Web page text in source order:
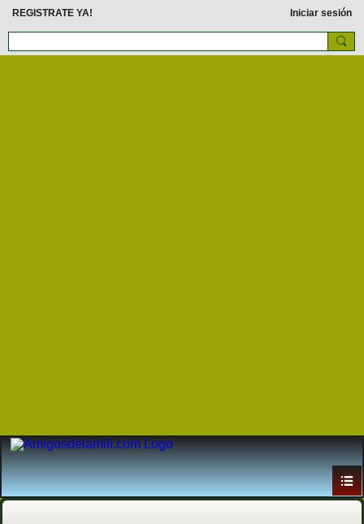
REGISTRATE YA! Iniciar sesión